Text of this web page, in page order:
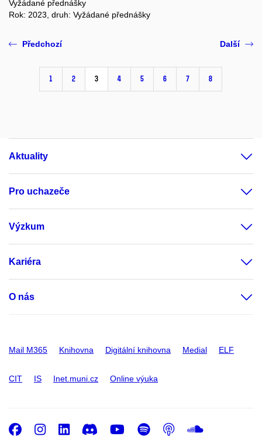
Vyžádané přednášky
Rok: 2023, druh: Vyžádané přednášky
Předchozí
1 2 3 4 5 6 7 8
Další
Aktuality
Pro uchazeče
Výzkum
Kariéra
O nás
Mail M365 Knihovna Digitální knihovna Medial ELF
CIT IS Inet.muni.cz Online výuka
Facebook
Instagram
LinkedIn
DiscordYoutube
Spotify
Podcast